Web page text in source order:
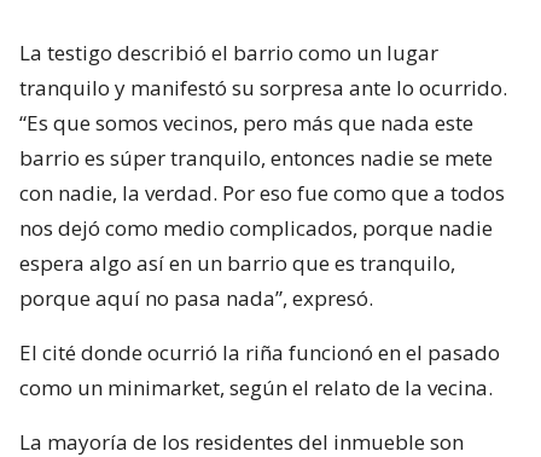
La testigo describió el barrio como un lugar
tranquilo y manifestó su sorpresa ante lo ocurrido.
“Es que somos vecinos, pero más que nada este
barrio es súper tranquilo, entonces nadie se mete
con nadie, la verdad. Por eso fue como que a todos
nos dejó como medio complicados, porque nadie
espera algo así en un barrio que es tranquilo,
porque aquí no pasa nada”, expresó.
El cité donde ocurrió la riña funcionó en el pasado
como un minimarket, según el relato de la vecina.
La mayoría de los residentes del inmueble son